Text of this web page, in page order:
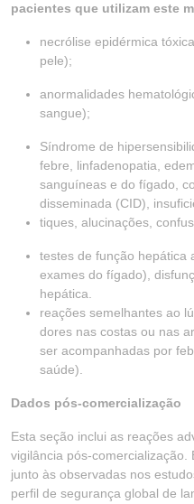
pacientes que utilizam este
necrólise epidérmica
pele);
anormalidades
sangue);
Síndrome de
febre, linfadenopatia,
sanguíneas e do fígado,
disseminada (CID),
tiques, alucinações,
testes de função hepática
exames do fígado),
hepática.
reações semelhantes ao
dores nas costas ou nas
ser acompanhadas por
saúde).
Dados pós-comercialização
Esta seção inclui as reações
vigilância pós-
junto às observadas nos
perfil de segurança global de